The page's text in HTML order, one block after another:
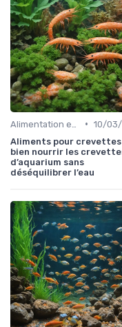
• 10/
Aliments pour crevettes
bien nourrir les
d’aquarium sans
déséquilibrer l’eau